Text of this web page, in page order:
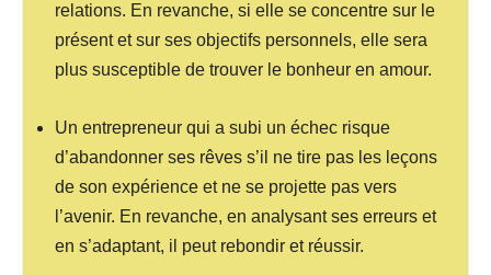
relations. En revanche, si elle se concentre sur le
présent et sur ses objectifs personnels, elle sera
plus susceptible de trouver le bonheur en amour.
Un entrepreneur qui a subi un échec risque
d’abandonner ses rêves s’il ne tire pas les leçons
de son expérience et ne se projette pas vers
l’avenir. En revanche, en analysant ses erreurs et
en s’adaptant, il peut rebondir et réussir.